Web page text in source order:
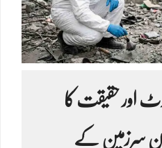
اور حقیقت کا
سرزمین کے